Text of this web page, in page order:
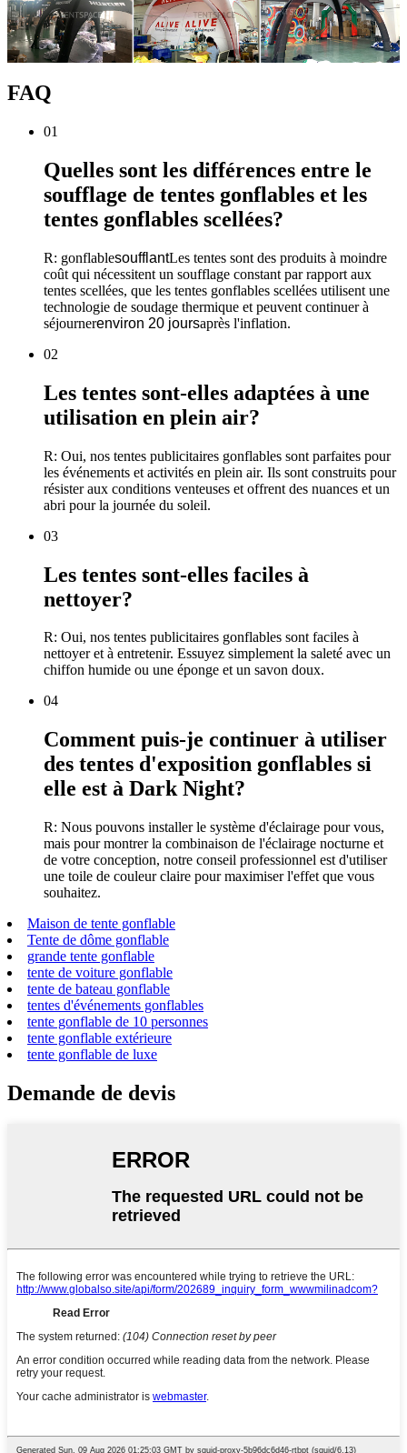
FAQ
01
Quelles sont les différences entre le
soufflage de tentes gonflables et les
tentes gonflables scellées?
R: gonflablesoufflantLes tentes sont des produits à moindre
coût qui nécessitent un soufflage constant par rapport aux
tentes scellées, que les tentes gonflables scellées utilisent une
technologie de soudage thermique et peuvent continuer à
séjournerenviron 20 joursaprès l'inflation.
02
Les tentes sont-elles adaptées à une
utilisation en plein air?
R: Oui, nos tentes publicitaires gonflables sont parfaites pour
les événements et activités en plein air. Ils sont construits pour
résister aux conditions venteuses et offrent des nuances et un
abri pour la journée du soleil.
03
Les tentes sont-elles faciles à
nettoyer?
R: Oui, nos tentes publicitaires gonflables sont faciles à
nettoyer et à entretenir. Essuyez simplement la saleté avec un
chiffon humide ou une éponge et un savon doux.
04
Comment puis-je continuer à utiliser
des tentes d'exposition gonflables si
elle est à Dark Night?
R: Nous pouvons installer le système d'éclairage pour vous,
mais pour montrer la combinaison de l'éclairage nocturne et
de votre conception, notre conseil professionnel est d'utiliser
une toile de couleur claire pour maximiser l'effet que vous
souhaitez.
Maison de tente gonflable
Tente de dôme gonflable
grande tente gonflable
tente de voiture gonflable
tente de bateau gonflable
tentes d'événements gonflables
tente gonflable de 10 personnes
tente gonflable extérieure
tente gonflable de luxe
Demande de devis